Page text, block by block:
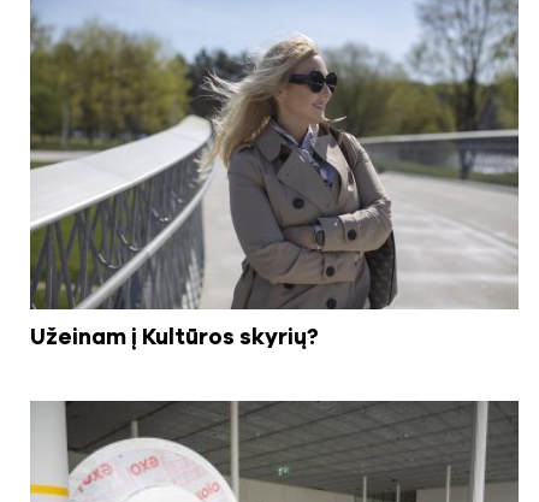
Užeinam į Kultūros skyrių?